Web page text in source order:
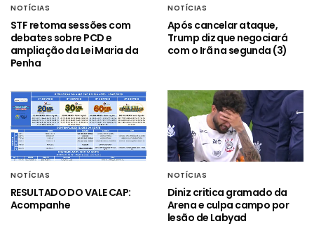
NOTÍCIAS
STF retoma sessões com
debates sobre PCD e
ampliação da Lei Maria da
Penha
NOTÍCIAS
Após cancelar ataque,
Trump diz que negociará
com o Irã na segunda (3)
NOTÍCIAS
RESULTADO DO VALE CAP:
Acompanhe
NOTÍCIAS
Diniz critica gramado da
Arena e culpa campo por
lesão de Labyad